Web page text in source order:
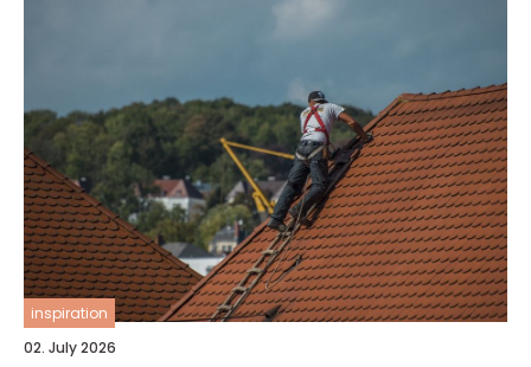
inspiration
02. July 2026